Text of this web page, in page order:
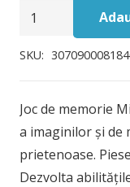
Cantitate
Micii
Djeco
SKU:
Joc de memorie
a imaginilor și de
prietenoase.
Dezvolta